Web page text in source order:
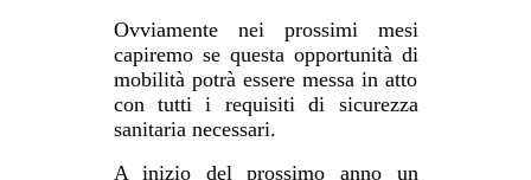
Ovviamente nei prossimi mesi
capiremo se questa opportunità di
mobilità potrà essere messa in atto
con tutti i requisiti di sicurezza
sanitaria necessari.
A inizio del prossimo anno un